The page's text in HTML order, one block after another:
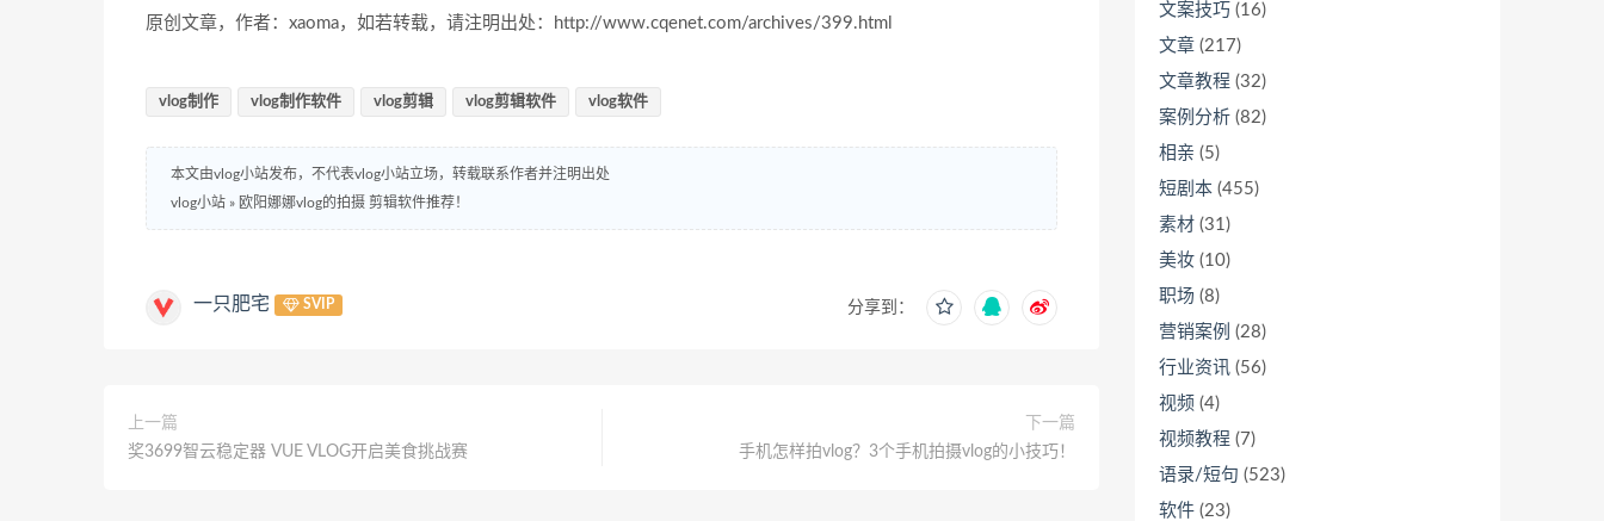
原创文章，作者：xaoma，如若转载，请注明出处：http://www.cqenet.com/archives/399.html
vlog制作 vlog制作软件 vlog剪辑 vlog剪辑软件 vlog软件
本文由vlog小站发布，不代表vlog小站立场，转载联系作者并注明出处
vlog小站 » 欧阳娜娜vlog的拍摄 剪辑软件推荐！
一只肥宅 SVIP 分享到：
上一篇
奖3699智云稳定器 VUE VLOG开启美食挑战赛
下一篇
手机怎样拍vlog？3个手机拍摄vlog的小技巧！
文案技巧 (16)
文章 (217)
文章教程 (32)
案例分析 (82)
相亲 (5)
短剧本 (455)
素材 (31)
美妆 (10)
职场 (8)
营销案例 (28)
行业资讯 (56)
视频 (4)
视频教程 (7)
语录/短句 (523)
软件 (23)